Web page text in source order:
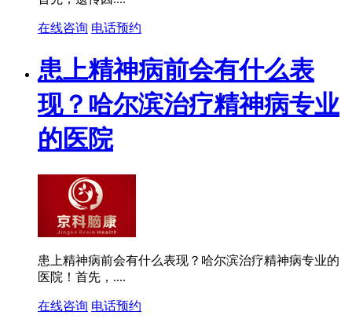
在线咨询 电话预约
患上精神病前会有什么表
现？哈尔滨治疗精神病专业
的医院
患上精神病前会有什么表现？哈尔滨治疗精神病专业的
医院！首先，....
在线咨询 电话预约